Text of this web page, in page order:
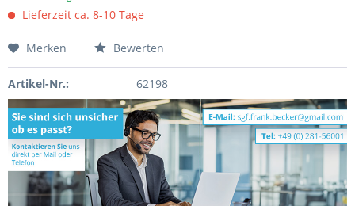
Lieferzeit ca. 8-10 Tage
Merken Bewerten
Artikel-Nr.: 62198